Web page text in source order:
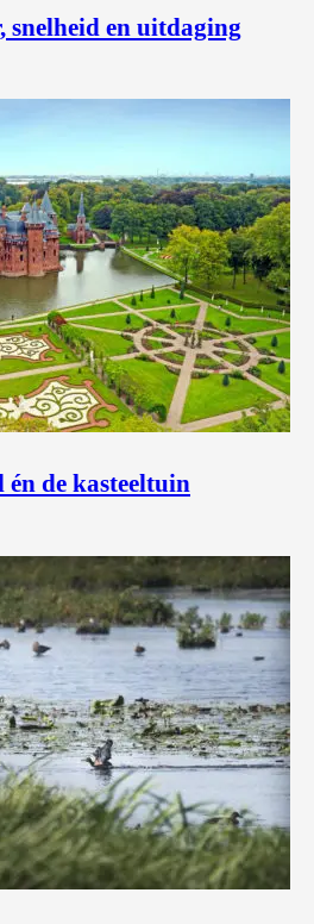
en uitdaging
én de kasteeltuin